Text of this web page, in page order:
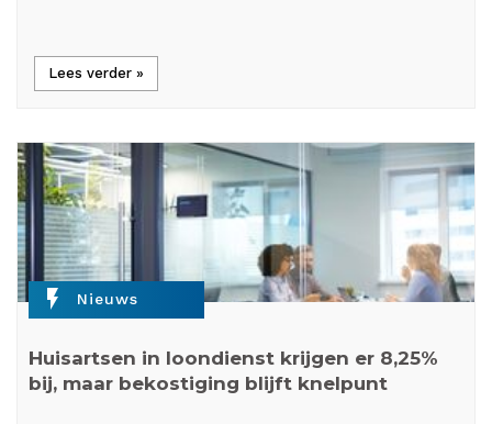
Lees verder »
flash_on Nieuws
Huisartsen in loondienst krijgen er 8,25%
bij, maar bekostiging blijft knelpunt